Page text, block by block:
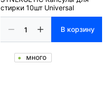
стирки 10шт Universal
В корзину
много